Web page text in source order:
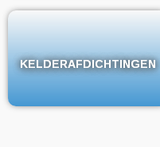
KELDERAFDICHTINGEN
KELDERAFDICHTINGEN